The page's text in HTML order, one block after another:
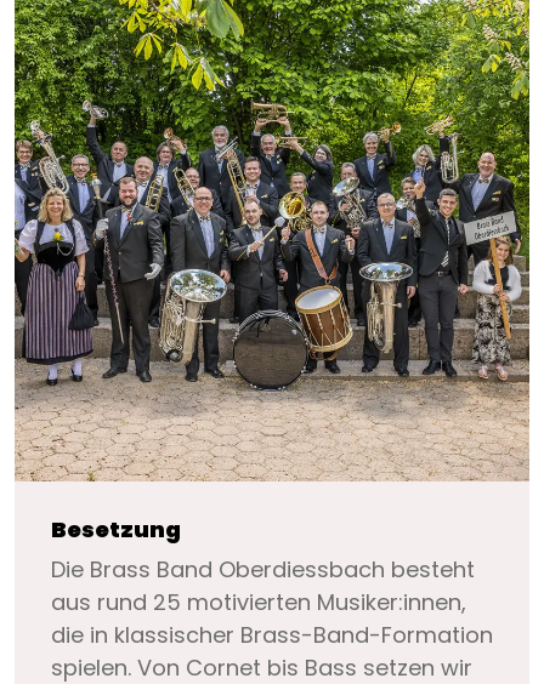
Besetzung
Die Brass Band Oberdiessbach besteht
aus rund 25 motivierten Musiker:innen,
die in klassischer Brass-Band-Formation
spielen. Von Cornet bis Bass setzen wir